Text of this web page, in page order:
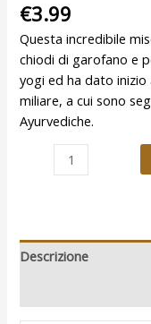
€3.99
Questa incredibile
chiodi di garofano e
yogi ed ha dato inizio
miliare, a cui sono
Ayurvediche.
Descrizione